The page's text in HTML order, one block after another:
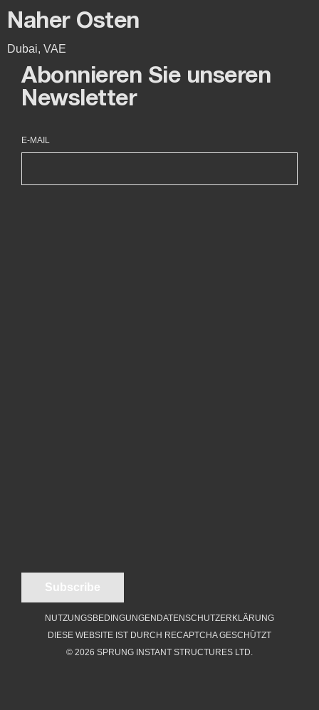
Naher Osten
Dubai, VAE
Abonnieren Sie unseren
Newsletter
E-MAIL
NUTZUNGSBEDINGUNGENDATENSCHUTZERKLÄRUNG
DIESE WEBSITE IST DURCH RECAPTCHA GESCHÜTZT
© 2026 SPRUNG INSTANT STRUCTURES LTD.